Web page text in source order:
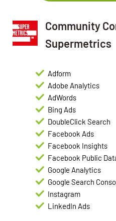
Community
Supermetrics
Adform
Adobe Analytics
AdWords
Bing Ads
DoubleClick Search
Facebook Ads
Facebook Insights
Facebook Public
Google Analytics
Google Search
Instagram
LinkedIn Ads